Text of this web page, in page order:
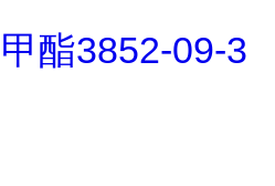
酯3852-09-3